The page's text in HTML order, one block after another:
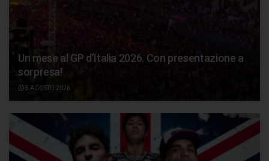
Un mese al GP d’Italia 2026. Con presentazione a
sorpresa!
5 AGOSTO 2026